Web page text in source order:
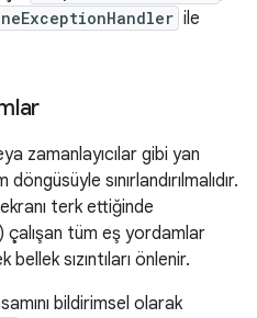
ile
zamanlayıcılar gibi yan
sınırlandırılmalıdır.
terk ettiğinde
çalışan tüm eş yordamlar
sızıntıları önlenir.
bildirimsel olarak